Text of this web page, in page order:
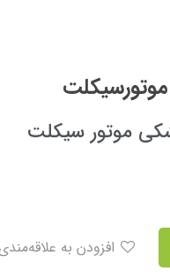
موتور سیکلت